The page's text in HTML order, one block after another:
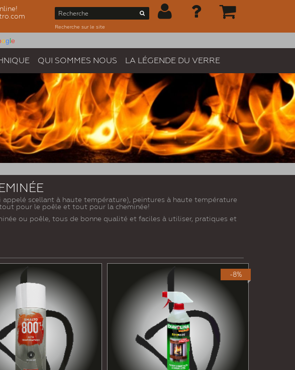
Recherche sur le site
ogle
QUI SOMMES NOUS LA LÉGENDE DU VERRE
scellant à haute température), peintures à haute température
pour le poêle et tout pour la cheminée!
ou poêle, tous de bonne qualité et faciles à utiliser, pratiques et
-8%